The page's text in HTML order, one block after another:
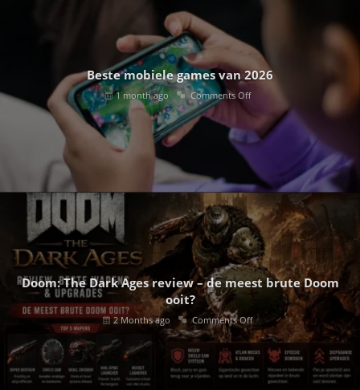
Beste mobiele games van 2026
1 month ago Comments Off
Doom: The Dark Ages review – de meest brute Doom
ooit?
2 Months ago Comments Off